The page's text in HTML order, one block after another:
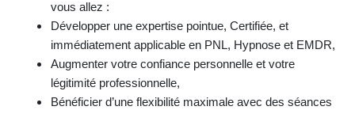
vous allez :
Développer une expertise pointue, Certifiée, et
immédiatement applicable en PNL, Hypnose et EMDR,
Augmenter votre confiance personnelle et votre
légitimité professionnelle,
Bénéficier d’une flexibilité maximale avec des séances